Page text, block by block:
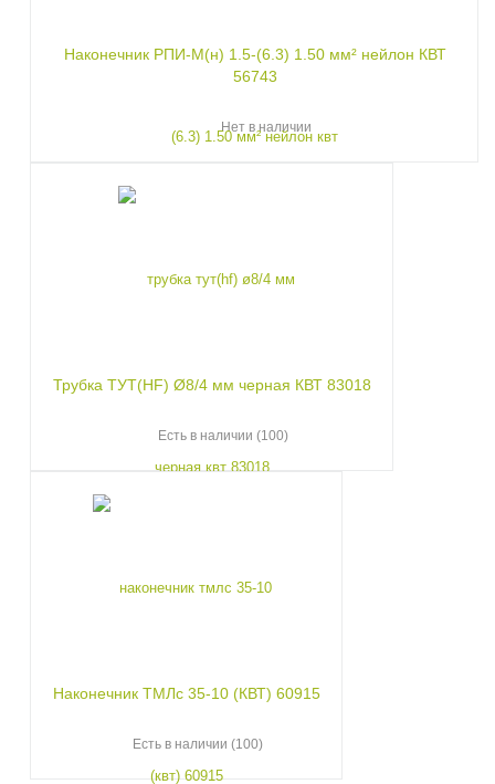
Наконечник РПИ-М(н) 1.5-(6.3) 1.50 мм² нейлон КВТ
56743
Нет в наличии
Трубка ТУТ(HF) Ø8/4 мм черная КВТ 83018
Есть в наличии (100)
Наконечник ТМЛс 35-10 (КВТ) 60915
Есть в наличии (100)